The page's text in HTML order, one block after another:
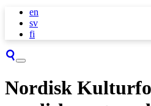
en
sv
fi
Nordisk